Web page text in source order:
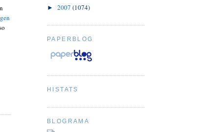
► 2007 (1074)
PAPERBLOG
HISTATS
BLOGRAMA